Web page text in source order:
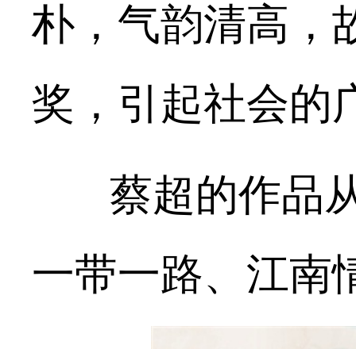
朴，气韵清高，
奖，引起社会的
蔡超的作品
一带一路、江南